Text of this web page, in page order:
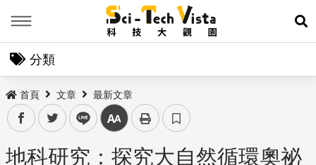
展
分類
首頁 文章 最新文章
facebooktwitter line 中
地科研究：探究大自然循環奧祕